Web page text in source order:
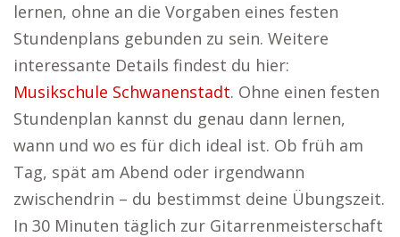
lernen, ohne an die Vorgaben eines festen
Stundenplans gebunden zu sein. Weitere
interessante Details findest du hier:
Musikschule Schwanenstadt. Ohne einen festen
Stundenplan kannst du genau dann lernen,
wann und wo es für dich ideal ist. Ob früh am
Tag, spät am Abend oder irgendwann
zwischendrin – du bestimmst deine Übungszeit.
In 30 Minuten täglich zur Gitarrenmeisterschaft